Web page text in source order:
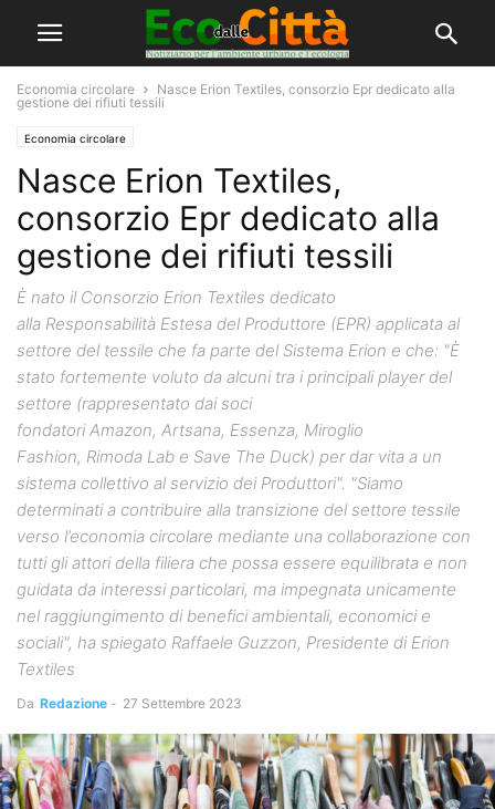
Economia circolare
Nasce Erion Textiles, consorzio Epr dedicato alla
gestione dei rifiuti tessili
Economia circolare
Nasce Erion Textiles,
consorzio Epr dedicato alla
gestione dei rifiuti tessili
È nato il Consorzio Erion Textiles dedicato
alla Responsabilità Estesa del Produttore (EPR) applicata al
settore del tessile che fa parte del Sistema Erion e che: "È
stato fortemente voluto da alcuni tra i principali player del
settore (rappresentato dai soci
fondatori Amazon, Artsana, Essenza, Miroglio
Fashion, Rimoda Lab e Save The Duck) per dar vita a un
sistema collettivo al servizio dei Produttori". "Siamo
determinati a contribuire alla transizione del settore tessile
verso l’economia circolare mediante una collaborazione con
tutti gli attori della filiera che possa essere equilibrata e non
guidata da interessi particolari, ma impegnata unicamente
nel raggiungimento di benefici ambientali, economici e
sociali", ha spiegato Raffaele Guzzon, Presidente di Erion
Textiles
Da Redazione - 27 Settembre 2023